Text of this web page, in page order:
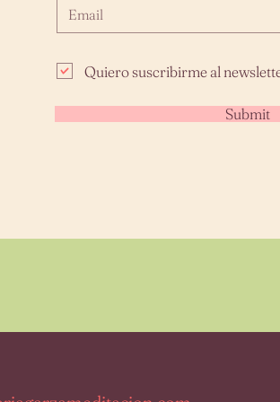
Quiero suscribirme al
Submit